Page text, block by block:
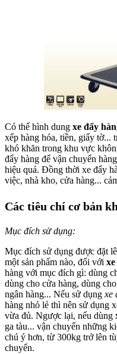
Có thể hình dung xe đẩy
xếp hàng hóa, tiền, giấy tờ...
khó khăn trong khu vực
đẩy hàng để vận chuyển
hiệu quả. Đồng thời xe đẩy
việc, nhà kho, cửa hàng...
Các tiêu chí cơ bản
Mục đích sử dụng:
Mục đích sử dụng được đặt
một sản phẩm nào, đối với
hàng với mục đích gì: dùng
dùng cho cửa hàng, dùng
ngân hàng... Nếu sử dụng xe
hàng nhỏ lẻ thì nên sử dụng
vừa đủ. Ngược lại, nếu dùng
ga tàu... vận chuyển những
chú ý hơn, từ 300kg trở lên
chuyển.